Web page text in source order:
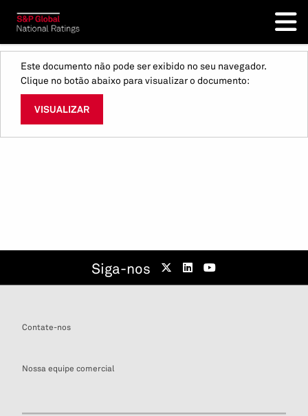
Este documento não pode ser exibido no seu navegador.
Clique no botão abaixo para visualizar o documento:
VISUALIZAR
Siga-nos
Contate-nos
Nossa equipe comercial